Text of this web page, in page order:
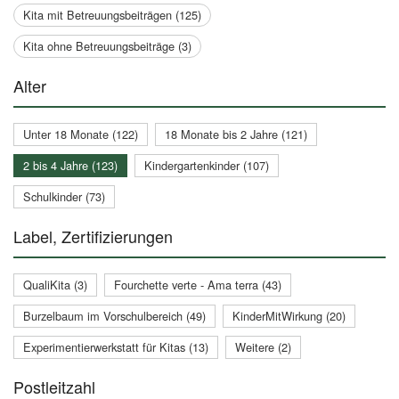
Kita mit Betreuungsbeiträgen (125)
Kita ohne Betreuungsbeiträge (3)
Alter
Unter 18 Monate (122)
18 Monate bis 2 Jahre (121)
2 bis 4 Jahre (123)
Kindergartenkinder (107)
Schulkinder (73)
Label, Zertifizierungen
QualiKita (3)
Fourchette verte - Ama terra (43)
Burzelbaum im Vorschulbereich (49)
KinderMitWirkung (20)
Experimentierwerkstatt für Kitas (13)
Weitere (2)
Postleitzahl